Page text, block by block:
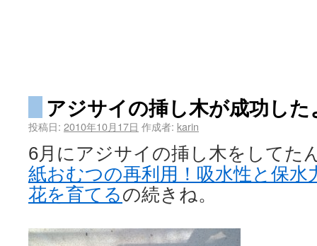
アジサイの挿し木が成功した
投稿日: 2010年10月17日 作成者: karin
6月にアジサイの挿し木をしてた
紙おむつの再利用！吸水性と保水
花を育てるの続きね。